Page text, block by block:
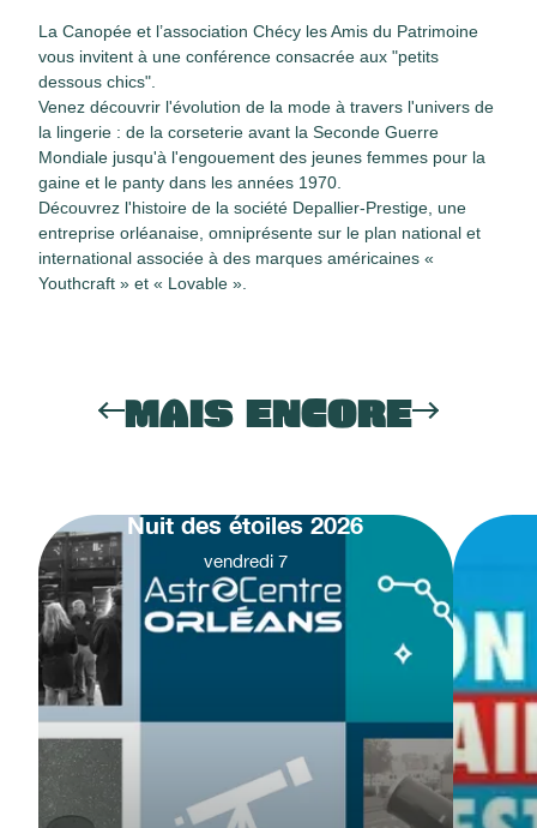
La Canopée et l’association Chécy les Amis du Patrimoine
vous invitent à une conférence consacrée aux "petits
dessous chics".
Venez découvrir l'évolution de la mode à travers l'univers de
la lingerie : de la corseterie avant la Seconde Guerre
Mondiale jusqu'à l'engouement des jeunes femmes pour la
gaine et le panty dans les années 1970.
Découvrez l'histoire de la société Depallier-Prestige, une
entreprise orléanaise, omniprésente sur le plan national et
international associée à des marques américaines «
Youthcraft » et « Lovable ».
MAIS ENCORE
Nuit des étoiles 2026
vendredi 7